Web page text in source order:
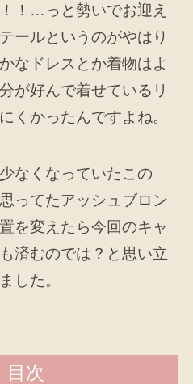
！…っと勢いでお迎え
ールというのがやはり
なドレスとか着物はよ
が好んで着せているリ
くかったんですよね。
なくなっていたこの
ってたアッシュブロン
を変えたら今回のキャ
済むのでは？と思い立
した。
目次